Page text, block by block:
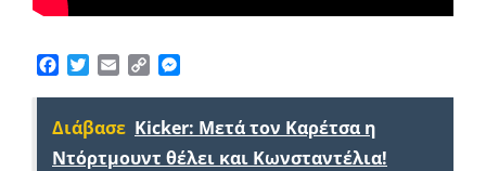
Facebook
TwitterEmailCopy
Διάβασε Kicker: Μετά τον Καρέτσα η
Ντόρτμουντ θέλει και Κωνσταντέλια!